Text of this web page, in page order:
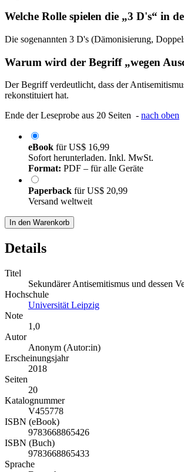
Welche Rolle spielen die „3 D's“ in
Die sogenannten 3 D's (Dämonisierung,
Warum wird der Begriff „wegen
Der Begriff verdeutlicht, dass der
rekonstituiert hat.
Ende der Leseprobe aus 20 Seiten - nach oben
eBook fürUS$ 16,99
Sofort herunterladen. Inkl. MwSt.
Format: PDF – für alle Geräte
Paperback fürUS$ 20,99
Versand weltweit
In den Warenkorb
Details
Titel
Sekundärer Antisemitismus und dessen
Hochschule
Universität Leipzig
Note
1,0
Autor
Anonym (Autor:in)
Erscheinungsjahr
2018
Seiten
20
Katalognummer
V455778
ISBN (eBook)
9783668865426
ISBN (Buch)
9783668865433
Sprache